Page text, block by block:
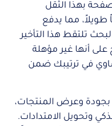
بهذا الثقل
مما يدفع
تلتقط هذا التأخير
أنها غير مؤهلة
في ترتيبك ضمن
بجودة وعرض المنتجات،
وتحويل الامتدادات.